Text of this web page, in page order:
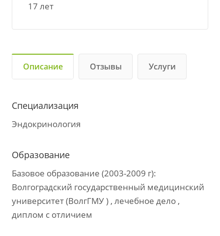
17 лет
Описание Отзывы Услуги
Специализация
Эндокринология
Образование
Базовое образование (2003-2009 г):
Волгоградский государственный медицинский
университет (ВолгГМУ ) , лечебное дело ,
диплом с отличием